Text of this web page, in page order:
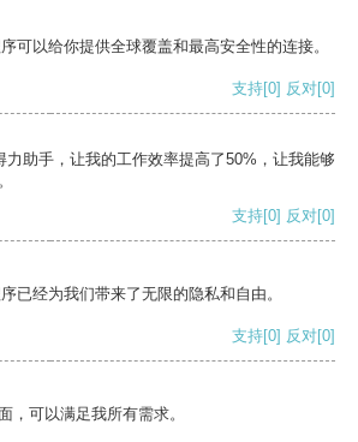
可以给你提供全球覆盖和最高安全性的连接。
支持[0] 反对[0]
力助手，让我的工作效率提高了50%，让我能够
支持[0] 反对[0]
已经为我们带来了无限的隐私和自由。
支持[0] 反对[0]
，可以满足我所有需求。